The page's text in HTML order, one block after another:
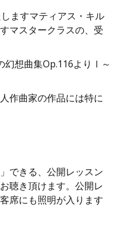
ますマティアス・キル
マスタークラスの、受
想曲集Op.116よりⅠ～
作曲家の作品には特に
できる、公開レッスン
聴き頂けます。公開レ
席にも照明が入ります